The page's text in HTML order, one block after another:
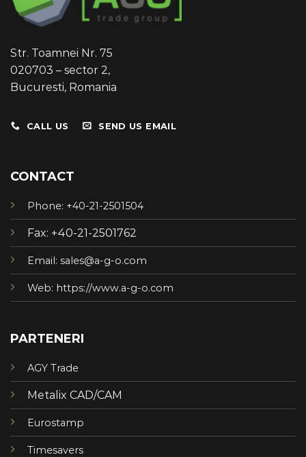
Str. Toamnei Nr. 75
020703 – sector 2,
Bucuresti, Romania
CALL US SEND US EMAIL
CONTACT
Phone: +40-21-2501504
Fax: +40-21-2501762
Email: sales@a-g-o.com
Web: https://www.a-g-o.com
PARTENERI
AGY Trade
Metalix CAD/CAM
Eurostamp
Timesavers